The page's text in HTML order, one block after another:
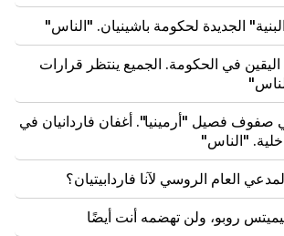
المفروضة على تصدير المنتجات
الروسية مثيرة للقلق. روبينيان إلى
الجديدة لحكومة باشينيان. "الناس"
في الحكومة. الجميع ينتظر قرارات
فصيل "أرمينيا". أغفان فاردانيان في
"الناس"
العام الروسي لآنا فاردابيتيان؟
روبو، ولن تهضمه أنت أيضًا